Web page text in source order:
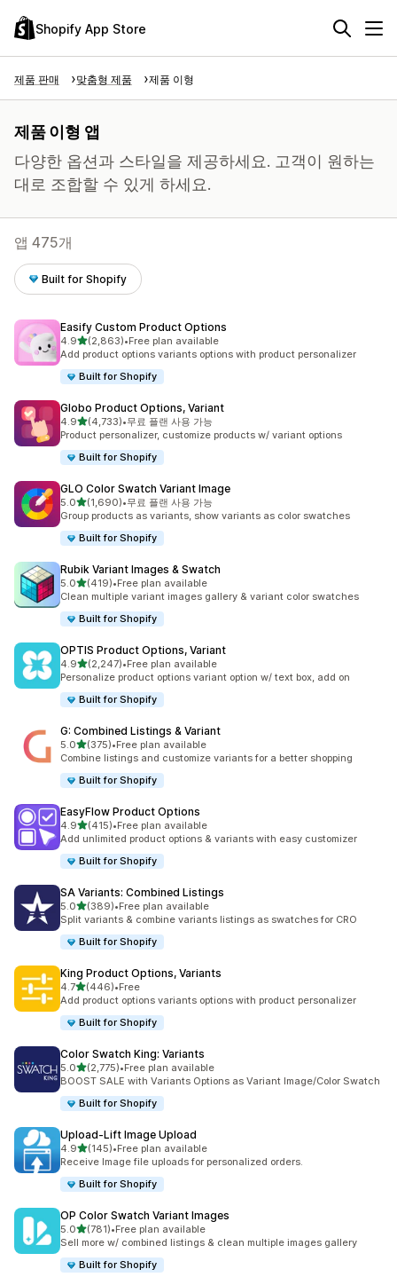
Shopify App Store
제품 판매 맞춤형 제품 제품 이형
제품 이형 앱
다양한 옵션과 스타일을 제공하세요. 고객이 원하는
대로 조합할 수 있게 하세요.
앱 475개
Built for Shopify
Easify Custom Product Options
4.9별 5개 중
(2,863)
총 리뷰 2863개
•Free plan available
Add product options variants options with product personalizer
Built for Shopify
Globo Product Options, Variant
4.9별 5개 중
(4,733)
총 리뷰 4733개
•무료 플랜 사용 가능
Product personalizer, customize products w/ variant options
Built for Shopify
GLO Color Swatch Variant Image
5.0별 5개 중
(1,690)
총 리뷰 1690개
•무료 플랜 사용 가능
Group products as variants, show variants as color swatches
Built for Shopify
Rubik Variant Images & Swatch
5.0별 5개 중
(419)
총 리뷰 419개
•Free plan available
Clean multiple variant images gallery & variant color swatches
Built for Shopify
OPTIS Product Options, Variant
4.9별 5개 중
(2,247)
총 리뷰 2247개
•Free plan available
Personalize product options variant option w/ text box, add on
Built for Shopify
G: Combined Listings & Variant
5.0별 5개 중
(375)
총 리뷰 375개
•Free plan available
Combine listings and customize variants for a better shopping
Built for Shopify
EasyFlow Product Options
4.9별 5개 중
(415)
총 리뷰 415개
•Free plan available
Add unlimited product options & variants with easy customizer
Built for Shopify
SA Variants: Combined Listings
5.0별 5개 중
(389)
총 리뷰 389개
•Free plan available
Split variants & combine variants listings as swatches for CRO
Built for Shopify
King Product Options, Variants
4.7별 5개 중
(446)
총 리뷰 446개
•Free
Add product options variants options with product personalizer
Built for Shopify
Color Swatch King: Variants
5.0별 5개 중
(2,775)
총 리뷰 2775개
•Free plan available
BOOST SALE with Variants Options as Variant Image/Color Swatch
Built for Shopify
Upload‑Lift Image Upload
4.9별 5개 중
(145)
총 리뷰 145개
•Free plan available
Receive Image file uploads for personalized orders.
Built for Shopify
OP Color Swatch Variant Images
5.0별 5개 중
(781)
총 리뷰 781개
•Free plan available
Sell more w/ combined listings & clean multiple images gallery
Built for Shopify